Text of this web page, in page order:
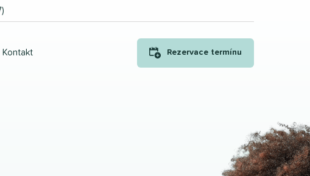
Kontakt Rezervace termínu